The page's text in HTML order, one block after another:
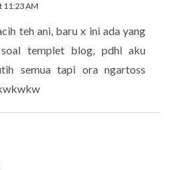
11:23 AM
teh ani, baru x ini ada yang
templet blog, pdhl aku
semua tapi ora ngartoss